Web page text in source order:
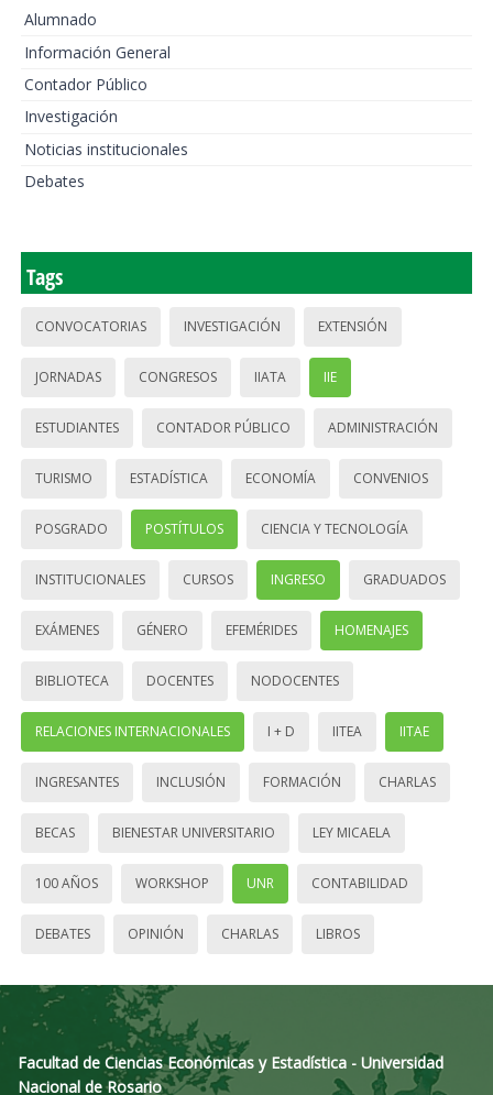
Alumnado
Información General
Contador Público
Investigación
Noticias institucionales
Debates
Tags
CONVOCATORIAS INVESTIGACIÓN EXTENSIÓN
JORNADAS CONGRESOS IIATA IIE
ESTUDIANTES CONTADOR PÚBLICO ADMINISTRACIÓN
TURISMO ESTADÍSTICA ECONOMÍA CONVENIOS
POSGRADO POSTÍTULOS CIENCIA Y TECNOLOGÍA
INSTITUCIONALES CURSOS INGRESO GRADUADOS
EXÁMENES GÉNERO EFEMÉRIDES HOMENAJES
BIBLIOTECA DOCENTES NODOCENTES
RELACIONES INTERNACIONALES I + D IITEA IITAE
INGRESANTES INCLUSIÓN FORMACIÓN CHARLAS
BECAS BIENESTAR UNIVERSITARIO LEY MICAELA
100 AÑOS WORKSHOP UNR CONTABILIDAD
DEBATES OPINIÓN CHARLAS LIBROS
Facultad de Ciencias Económicas y Estadística - Universidad
Nacional de Rosario